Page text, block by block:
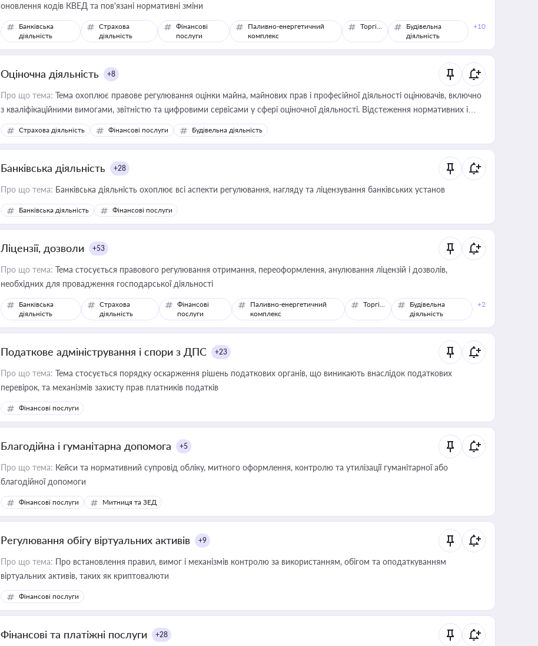
оновлення кодів КВЕД та пов'язані нормативні зміни
Банківська
діяльність
Страхова
діяльність
Фінансові
послуги
Паливно-енергетичний
комплекс
Торгівля
Будівельна
діяльність
+10
Оціночна діяльність +8
Про що тема: Тема охоплює правове регулювання оцінки майна, майнових прав і професійної діяльності оцінювачів, включно
з кваліфікаційними вимогами, звітністю та цифровими сервісами у сфері оціночної діяльності. Відстеження нормативних і
медійних змін у цій сфері корисне для власника бізнесу, керівника, юриста або бухгалтера під час оподаткування,
приватизації, оренди державного майна, корпоративних угод і перевірки статусу суб'єктів оціночної діяльності
Страхова діяльність Фінансові послуги Будівельна діяльність
Банківська діяльність +28
Про що тема: Банківська діяльність охоплює всі аспекти регулювання, нагляду та ліцензування банківських установ
Банківська діяльність Фінансові послуги
Ліцензії, дозволи +53
Про що тема: Тема стосується правового регулювання отримання, переоформлення, анулювання ліцензій і дозволів,
необхідних для провадження господарської діяльності
Банківська
діяльність
Страхова
діяльність
Фінансові
послуги
Паливно-енергетичний
комплекс
Торгівля
Будівельна
діяльність
+2
Податкове адміністрування і спори з ДПС +23
Про що тема: Тема стосується порядку оскарження рішень податкових органів, що виникають внаслідок податкових
перевірок, та механізмів захисту прав платників податків
Фінансові послуги
Благодійна і гуманітарна допомога +5
Про що тема: Кейси та нормативний супровід обліку, митного оформлення, контролю та утилізації гуманітарної або
благодійної допомоги
Фінансові послуги Митниця та ЗЕД
Регулювання обігу віртуальних активів +9
Про що тема: Про встановлення правил, вимог і механізмів контролю за використанням, обігом та оподаткуванням
віртуальних активів, таких як криптовалюти
Фінансові послуги
Фінансові та платіжні послуги +28